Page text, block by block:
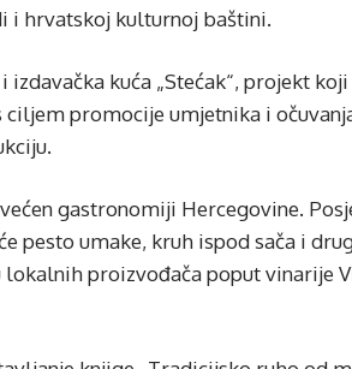
i hrvatskoj kulturnoj baštini.
kuća „Stećak“, projekt
promocije umjetnika i
gastronomiji Hercegovine.
pesto umake, kruh ispod sača i
lokalnih proizvođača poput vinarije